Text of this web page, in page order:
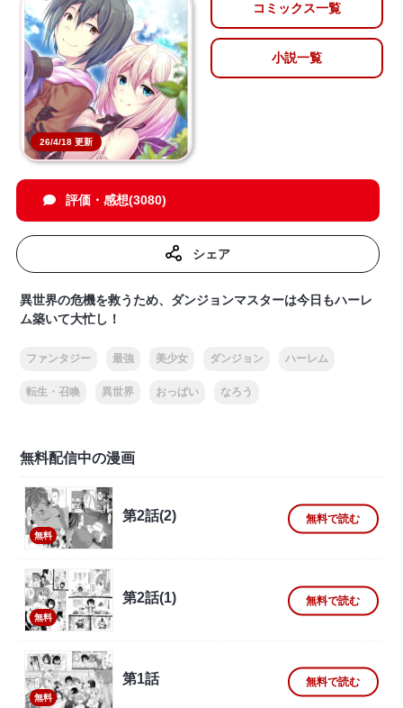
26/4/18 更新
コミックス一覧
小説一覧
評価・感想(3080)
シェア
異世界の危機を救うため、ダンジョンマスターは今日もハーレ
ム築いて大忙し！
ファンタジー 最強 美少女 ダンジョン ハーレム
転生・召喚 異世界 おっぱい なろう
無料配信中の漫画
無料
第2話(2) 無料で読む
無料
第2話(1) 無料で読む
無料
第1話 無料で読む